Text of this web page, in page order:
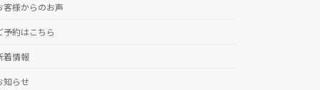
客様からのお声
予約はこちら
着情報
知らせ